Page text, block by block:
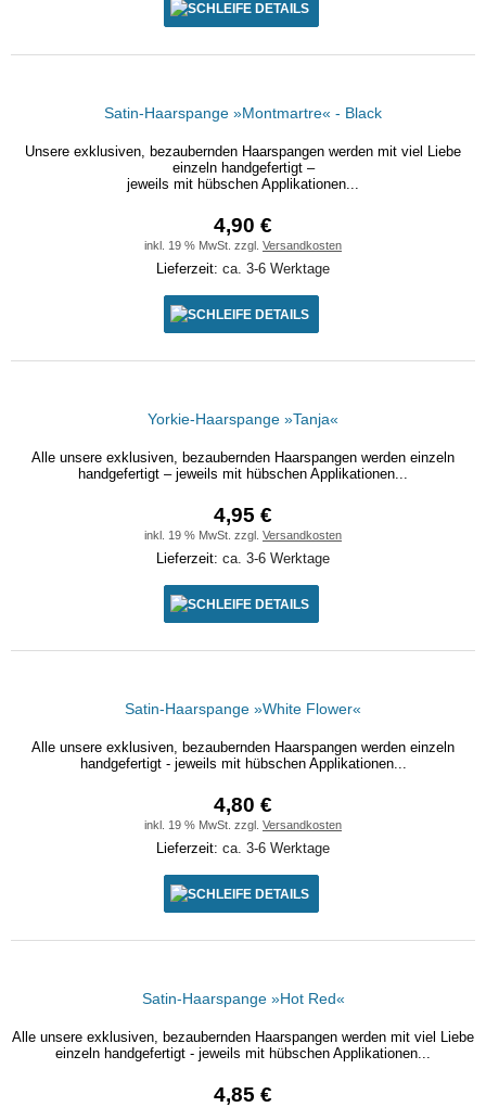
DETAILS
Satin-Haarspange »Montmartre« - Black
Unsere exklusiven, bezaubernden Haarspangen werden mit viel Liebe
einzeln handgefertigt –
jeweils mit hübschen Applikationen...
4,90 €
inkl. 19 % MwSt. zzgl. Versandkosten
Lieferzeit: ca. 3-6 Werktage
DETAILS
Yorkie-Haarspange »Tanja«
Alle unsere exklusiven, bezaubernden Haarspangen werden einzeln
handgefertigt – jeweils mit hübschen Applikationen...
4,95 €
inkl. 19 % MwSt. zzgl. Versandkosten
Lieferzeit: ca. 3-6 Werktage
DETAILS
Satin-Haarspange »White Flower«
Alle unsere exklusiven, bezaubernden Haarspangen werden einzeln
handgefertigt - jeweils mit hübschen Applikationen...
4,80 €
inkl. 19 % MwSt. zzgl. Versandkosten
Lieferzeit: ca. 3-6 Werktage
DETAILS
Satin-Haarspange »Hot Red«
Alle unsere exklusiven, bezaubernden Haarspangen werden mit viel Liebe
einzeln handgefertigt - jeweils mit hübschen Applikationen...
4,85 €